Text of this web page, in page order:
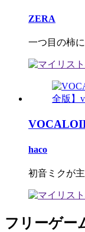
ZERA
一つ目の柿
haco
初音ミクが
フリーゲー